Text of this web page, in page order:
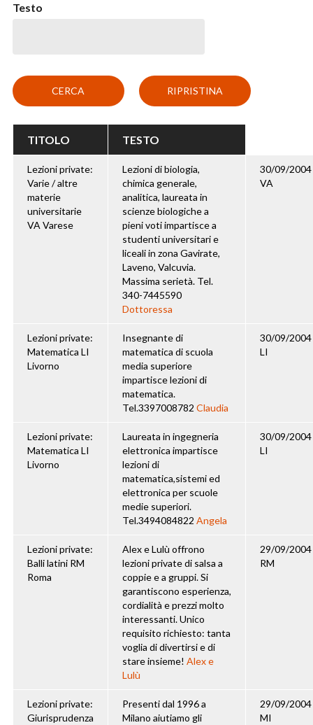
Testo
TITOLO TESTO
Lezioni private:
Varie / altre
materie
universitarie
VA Varese
Lezioni di biologia,
chimica generale,
analitica, laureata in
scienze biologiche a
pieni voti impartisce a
studenti universitari e
liceali in zona Gavirate,
Laveno, Valcuvia.
Massima serietà. Tel.
340-7445590
Dottoressa
30/09/2004
VA
Lezioni private:
Matematica LI
Livorno
Insegnante di
matematica di scuola
media superiore
impartisce lezioni di
matematica.
Tel.3397008782 Claudia
30/09/2004
LI
Lezioni private:
Matematica LI
Livorno
Laureata in ingegneria
elettronica impartisce
lezioni di
matematica,sistemi ed
elettronica per scuole
medie superiori.
Tel.3494084822 Angela
30/09/2004
LI
Lezioni private:
Balli latini RM
Roma
Alex e Lulù offrono
lezioni private di salsa a
coppie e a gruppi. Si
garantiscono esperienza,
cordialità e prezzi molto
interessanti. Unico
requisito richiesto: tanta
voglia di divertirsi e di
stare insieme! Alex e
Lulù
29/09/2004
RM
Lezioni private:
Giurisprudenza
Presenti dal 1996 a
Milano aiutiamo gli
29/09/2004
MI